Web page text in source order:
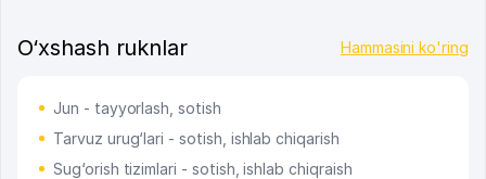
O‘xshash ruknlar Hammasini ko'ring
Jun - tayyorlash, sotish
Tarvuz urug‘lari - sotish, ishlab chiqarish
Sug‘orish tizimlari - sotish, ishlab chiqraish